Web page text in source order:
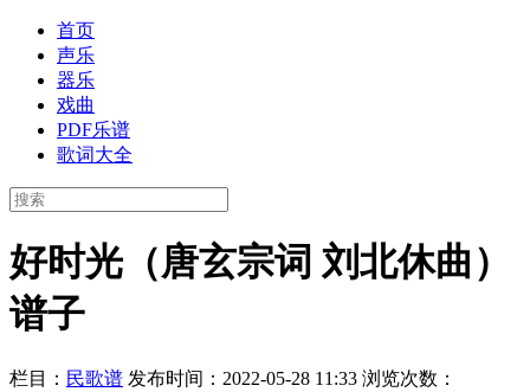
首页
声乐
器乐
戏曲
PDF乐谱
歌词大全
好时光（唐玄宗词 刘北休曲）
谱子
栏目： 民歌谱 发布时间：2022-05-28 11:33 浏览次数：